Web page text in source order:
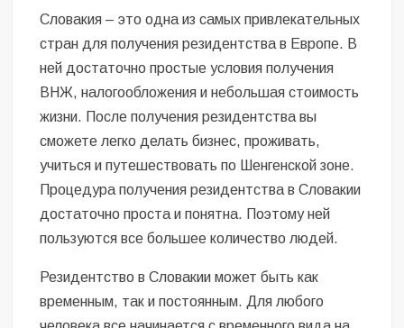
Світові бренди одягу та взуття: розвиток ринку та вплив на
сучасну моду
Командувач ВМС Неїжпапа закликав не дестабілізувати ситуацію
навколо керівництва армії
Словакия – это одна из самых привлекательных
стран для получения резидентства в Европе. В
ней достаточно простые условия получения
ВНЖ, налогообложения и небольшая стоимость
жизни. После получения резидентства вы
сможете легко делать бизнес, проживать,
учиться и путешествовать по Шенгенской зоне.
Процедура получения резидентства в Словакии
достаточно проста и понятна. Поэтому ней
пользуются все большее количество людей.
Резидентство в Словакии может быть как
временным, так и постоянным. Для любого